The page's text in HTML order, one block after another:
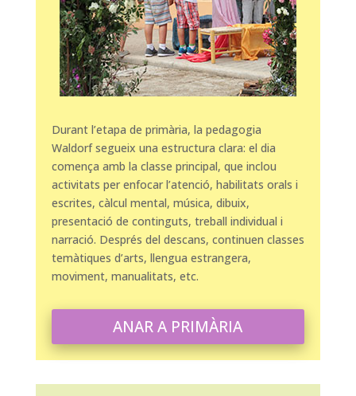
Durant l’etapa de primària, la pedagogia
Waldorf segueix una estructura clara: el dia
comença amb la classe principal, que inclou
activitats per enfocar l’atenció, habilitats orals i
escrites, càlcul mental, música, dibuix,
presentació de continguts, treball individual i
narració. Després del descans, continuen classes
temàtiques d’arts, llengua estrangera,
moviment, manualitats, etc.
ANAR A PRIMÀRIA